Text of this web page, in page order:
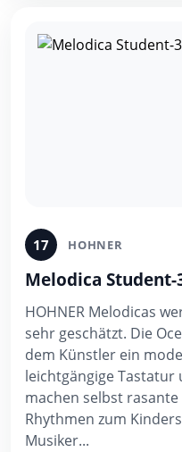
17 HOHNER
Melodica Student-
HOHNER Melodicas
sehr geschätzt. Die
dem Künstler ein
leichtgängige Tastatur
machen selbst
Rhythmen zum
Musiker...